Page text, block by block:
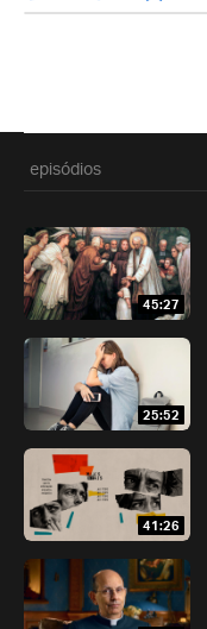
episódios
45:27
25:52
41:26